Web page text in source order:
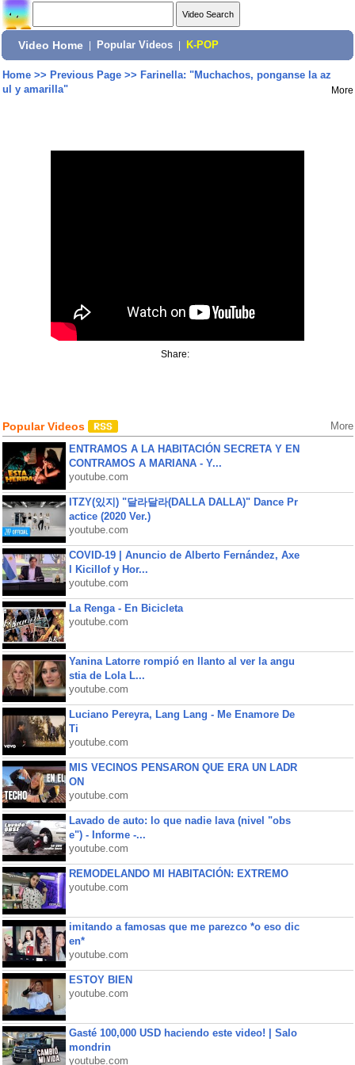
Video Home Popular Videos K-POP
Home>> Previous Page>> Farinella: "Muchachos, ponganse la az
ul y amarilla"
More
Share:
Popular Videos More
ENTRAMOS A LA HABITACIÓN SECRETA Y EN
CONTRAMOS A MARIANA - Y...
youtube.com
ITZY(있지) "달라달라(DALLA DALLA)" Dance Pr
actice (2020 Ver.)
youtube.com
COVID-19 | Anuncio de Alberto Fernández, Axe
l Kicillof y Hor...
youtube.com
La Renga - En Bicicleta
youtube.com
Yanina Latorre rompió en llanto al ver la angu
stia de Lola L...
youtube.com
Luciano Pereyra, Lang Lang - Me Enamore De
Ti
youtube.com
MIS VECINOS PENSARON QUE ERA UN LADR
ON
youtube.com
Lavado de auto: lo que nadie lava (nivel "obs
e") - Informe -...
youtube.com
REMODELANDO MI HABITACIÓN: EXTREMO
youtube.com
imitando a famosas que me parezco *o eso dic
en*
youtube.com
ESTOY BIEN
youtube.com
Gasté 100,000 USD haciendo este video! | Salo
mondrin
youtube.com